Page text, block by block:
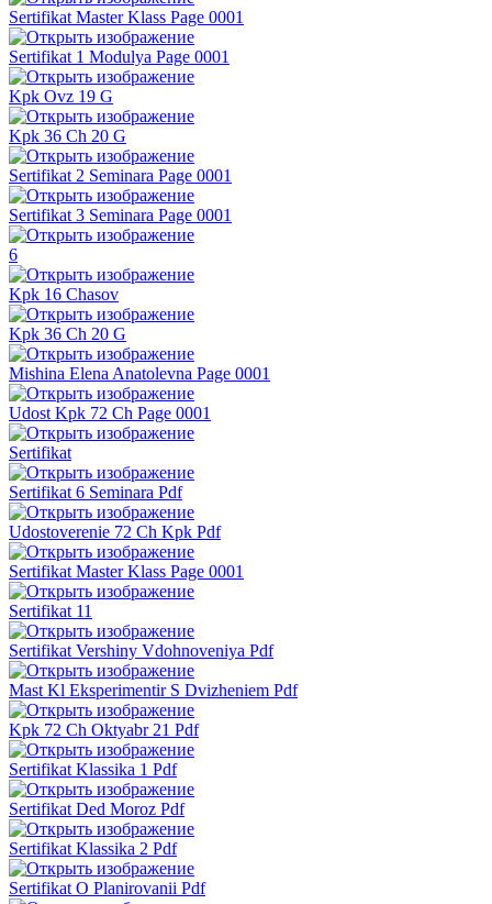
Sertifikat Master Klass Page 0001
Sertifikat 1 Modulya Page 0001
Kpk Ovz 19 G
Kpk 36 Ch 20 G
Sertifikat 2 Seminara Page 0001
Sertifikat 3 Seminara Page 0001
6
Kpk 16 Chasov
Kpk 36 Ch 20 G
Mishina Elena Anatolevna Page 0001
Udost Kpk 72 Ch Page 0001
Sertifikat
Sertifikat 6 Seminara Pdf
Udostoverenie 72 Ch Kpk Pdf
Sertifikat Master Klass Page 0001
Sertifikat 11
Sertifikat Vershiny Vdohnoveniya Pdf
Mast Kl Eksperimentir S Dvizheniem Pdf
Kpk 72 Ch Oktyabr 21 Pdf
Sertifikat Klassika 1 Pdf
Sertifikat Ded Moroz Pdf
Sertifikat Klassika 2 Pdf
Sertifikat O Planirovanii Pdf